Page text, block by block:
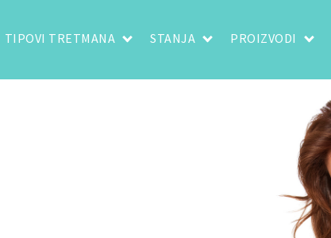
TIPOVI TRETMANA STANJA PROIZVODI